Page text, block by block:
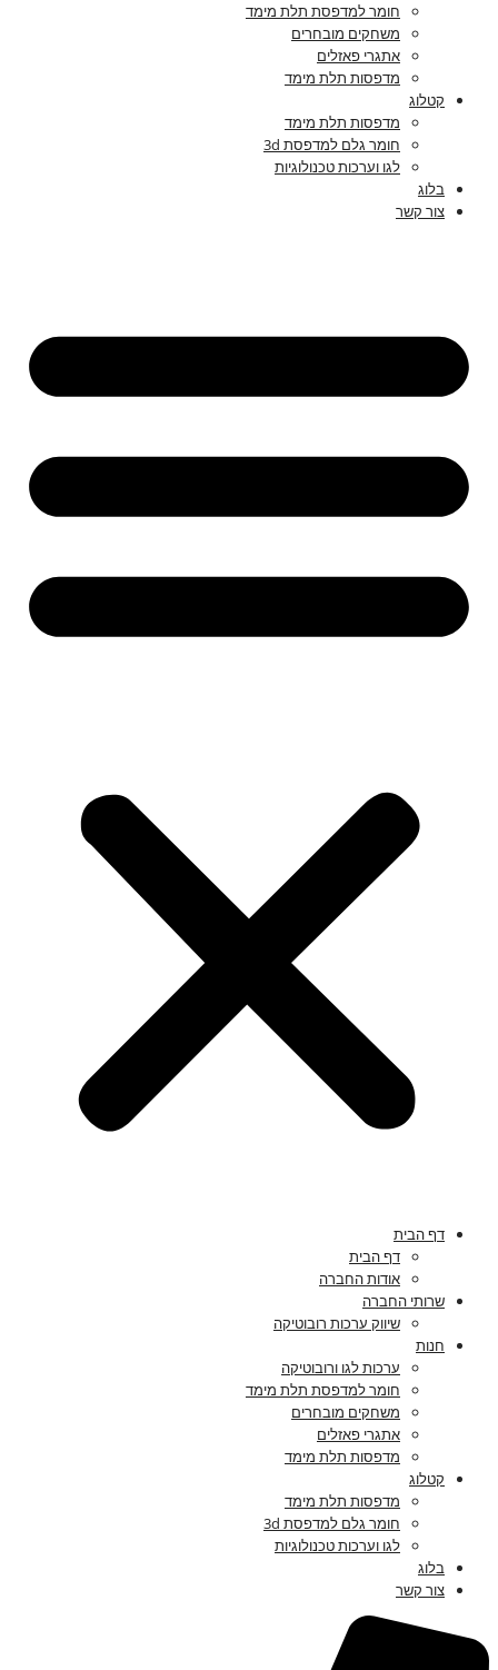
חומר למדפסת תלת מימד
משחקים מובחרים
אתגרי פאזלים
מדפסות תלת מימד
קטלוג
מדפסות תלת מימד
חומר גלם למדפסת 3d
לגו וערכות טכנולוגיות
בלוג
צור קשר
דף הבית
דף הבית
אודות החברה
שרותי החברה
שיווק ערכות רובוטיקה
חנות
ערכות לגו ורובוטיקה
חומר למדפסת תלת מימד
משחקים מובחרים
אתגרי פאזלים
מדפסות תלת מימד
קטלוג
מדפסות תלת מימד
חומר גלם למדפסת 3d
לגו וערכות טכנולוגיות
בלוג
צור קשר